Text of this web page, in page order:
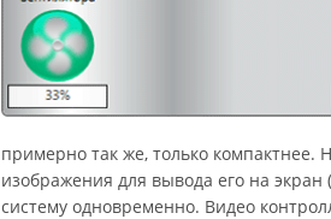
примерно так же, только компактнее.
изображения для вывода его на
систему одновременно. Видео